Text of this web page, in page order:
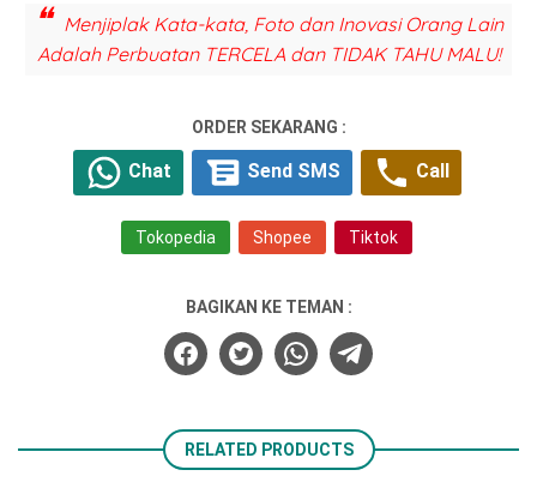
Menjiplak Kata-kata, Foto dan Inovasi Orang Lain
Adalah Perbuatan TERCELA dan TIDAK TAHU MALU!
ORDER SEKARANG :
Chat Send SMS Call
Tokopedia Shopee Tiktok
BAGIKAN KE TEMAN :
RELATED PRODUCTS